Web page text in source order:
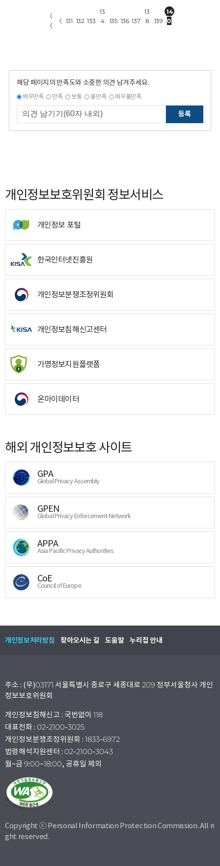
〈
〈
〈 131 132 133
13
4
135 136 137
13
8
139
14
0
해당 페이지의 만족도와 소중한 의견 남겨주세요.
매우만족 만족 보통 불만족 매우불만족
등록
개인정보보호위원회 정보서비스
개인정보 포털
한국인터넷진흥원
개인정보분쟁조정위원회
개인정보침해신고센터
가명정보지원플랫폼
온마이데이터
해외 개인정보보호 사이트
GPA
Global Privacy Assembly
GPEN
Global Privacy Enforcement Network
APPA
Asia Pacific Privacy Authorities
CoE
Council of Europe
개인정보처리방침 찾아오시는 길 도움말 누리집 안내
주소 : (우)03171 서울특별시 종로구 세종대로 209 정부서울청사 개인
정보보호위원회
개인정보침해신고 : 국번없이 118
대표전화 : 02-2100-3025
개인정보분쟁조정위원회 : 1833-6972
법령해석지원센터 : 02-2100-3043
월~금 9:00~18:00, 공휴일 제외
Copyright ⓒ Personal Information Protection Commission. All ri
ght reserved.